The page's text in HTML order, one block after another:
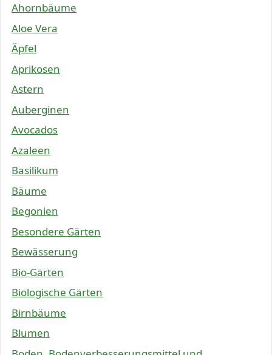
Ahornbäume
Aloe Vera
Äpfel
Aprikosen
Astern
Auberginen
Avocados
Azaleen
Basilikum
Bäume
Begonien
Besondere Gärten
Bewässerung
Bio-Gärten
Biologische Gärten
Birnbäume
Blumen